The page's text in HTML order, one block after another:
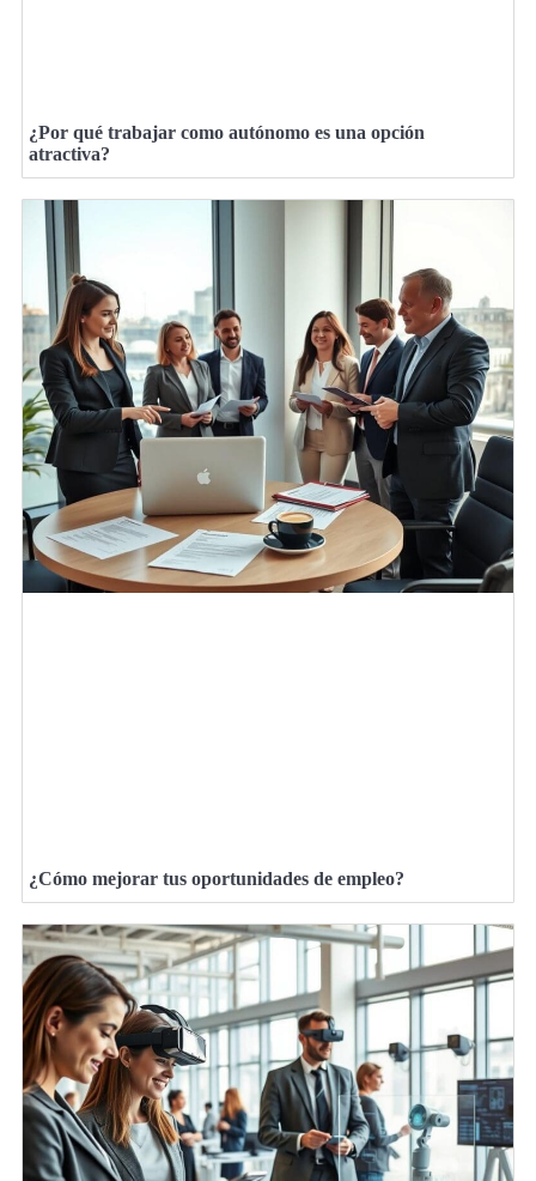
¿Por qué trabajar como autónomo es una opción
atractiva?
¿Cómo mejorar tus oportunidades de empleo?